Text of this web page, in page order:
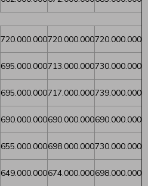
720.000.000720.000.000720.000.000
695.000.000713.000.000730.000.000
695.000.000717.000.000739.000.000
690.000.000690.000.000690.000.000
655.000.000698.000.000730.000.000
649.000.000674.000.000698.000.000